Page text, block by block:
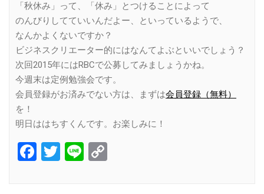
「秋休み」って、「休み」とつけることによって
のんびりしてていいんだよー、といっているようで、
なんかよくないですか？
ビジネスクリエーター的にはなんてよぶといいでしょう？
次回2015年にはRBCで公募してみましょうかね。
今週末は定例勉強会です。
会員登録がお済みでない方は、まずは会員登録（無料）
を！
明日ははちすくんです。お楽しみに！
Facebook
Twitter
Line